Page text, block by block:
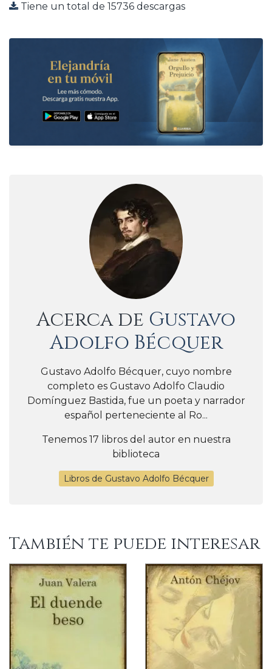
Tiene un total de 15736 descargas
Acerca de Gustavo
Adolfo Bécquer
Gustavo Adolfo Bécquer, cuyo nombre
completo es Gustavo Adolfo Claudio
Domínguez Bastida,​ fue un poeta y narrador
español perteneciente al Ro...
Tenemos 17 libros del autor en nuestra
biblioteca
Libros de Gustavo Adolfo Bécquer
También te puede interesar